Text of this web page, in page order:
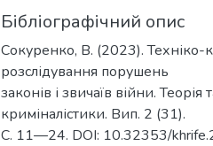
Бібліографічний опис
Сокуренко, В. (2023). Техніко-
розслідування порушень
законів і звичаїв війни.
криміналістики. Вип. 2 (31).
С. 11—24. DOI: 10.32353/